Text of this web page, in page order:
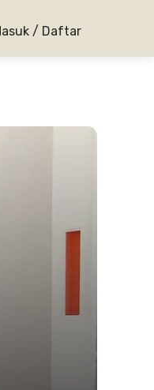
/ Daftar